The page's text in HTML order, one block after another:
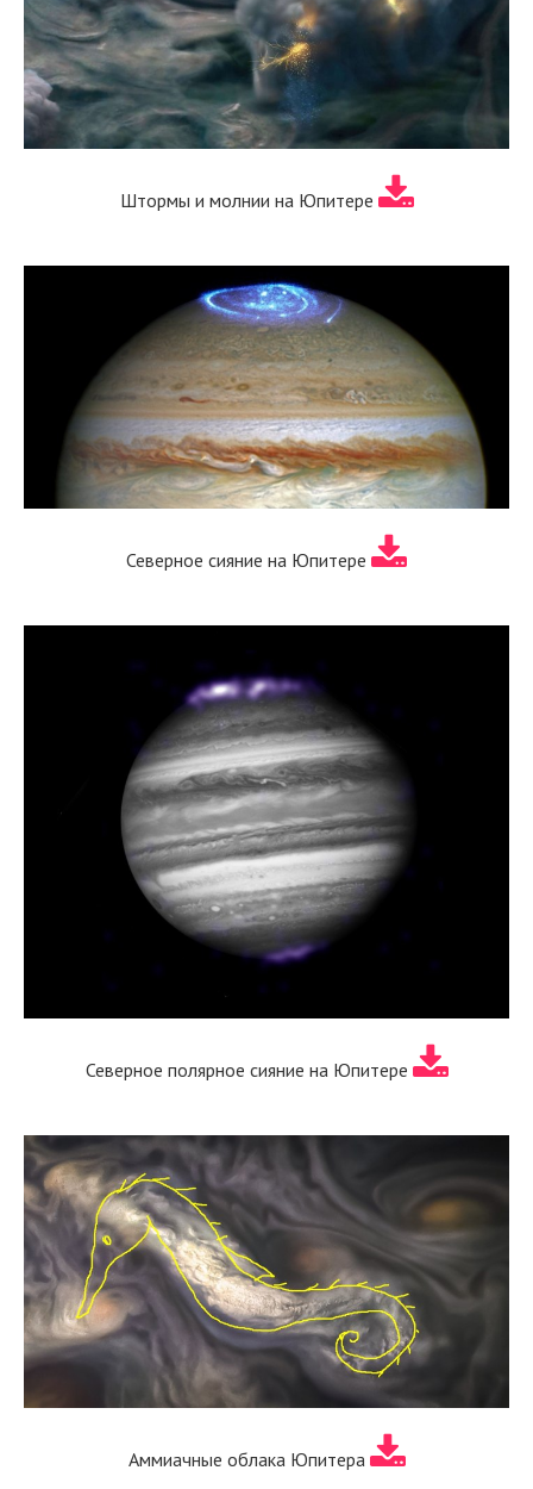
Штормы и молнии на Юпитере
Северное сияние на Юпитере
Северное полярное сияние на Юпитере
Аммиачные облака Юпитера